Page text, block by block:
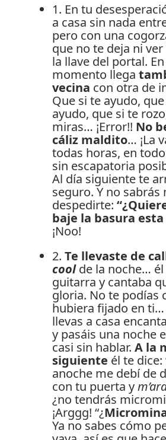
1. En tu
a casa sin nada
pero con una
que no te deja ni
la llave del portal.
momento llega
vecina con otra de
Que si te ayudo,
ayudo, que si te
miras… ¡Error!! No
cáliz maldito… ¡La
todas horas, en
sin escapatoria
Al día siguiente te
seguro. Y no sabrás
despedirte:
baje la basura esta
¡Noo!
2. Te llevaste de
coolde la noche… él
guitarra y cantaba
gloria. No te podías
hubiera fijado en ti…
llevas a casa
y pasáis una noche
casi sin hablar. A la
siguiente él te dice:
anoche me debí de
con tu puerta y
¿no tendrás
¡Arggg! “¿
Ya no sabes cómo